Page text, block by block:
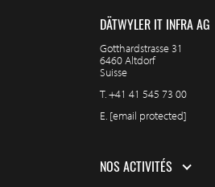
DÄTWYLER IT INFRA AG
Gotthardstrasse 31
6460 Altdorf
Suisse
T.+41 41 545 73 00
E. [email protected]
NOS ACTIVITÉS